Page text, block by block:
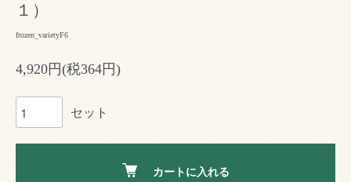
１）
frozen_varietyF6
4,920円(税364円)
セット
カートに入れる